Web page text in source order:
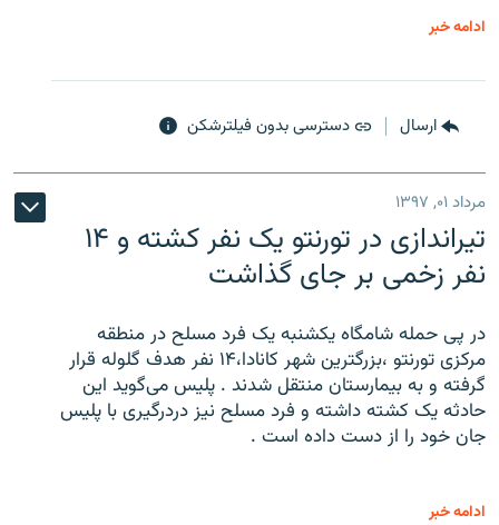
ادامه خبر
ارسال دسترسی بدون فیلترشکن
مرداد ۰۱, ۱۳۹۷
تیراندازی در تورنتو یک نفر کشته و ۱۴
نفر زخمی بر جای گذاشت
در پی حمله شامگاه یکشنبه یک فرد مسلح در منطقه
مرکزی تورنتو ،‌بزرگترین شهر کانادا،۱۴ نفر هدف گلوله قرار
گرفته و به بیمارستان منتقل شدند . پلیس می‌گوید این
حادثه یک کشته داشته و فرد مسلح نیز دردرگیری با پلیس
جان خود را از دست داده است .
ادامه خبر